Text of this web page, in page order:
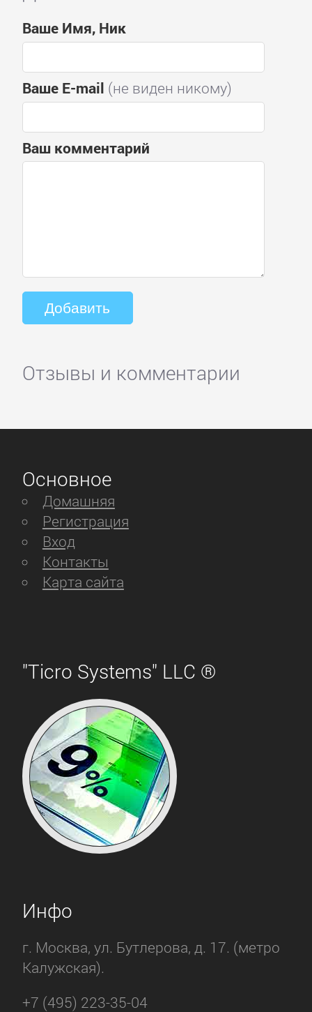
Ваше Имя, Ник
Ваше E-mail (не виден никому)
Ваш комментарий
Отзывы и комментарии
Основное
Домашняя
Регистрация
Вход
Контакты
Карта сайта
"Ticro Systems" LLC ®
Инфо
г. Москва, ул. Бутлерова, д. 17. (метро
Калужская).
+7 (495) 223-35-04